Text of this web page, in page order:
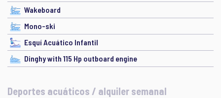
Wakeboard
Mono-ski
Esquí Acuático Infantil
Dinghy with 115 Hp outboard engine
Deportes acuáticos / alquiler semanal